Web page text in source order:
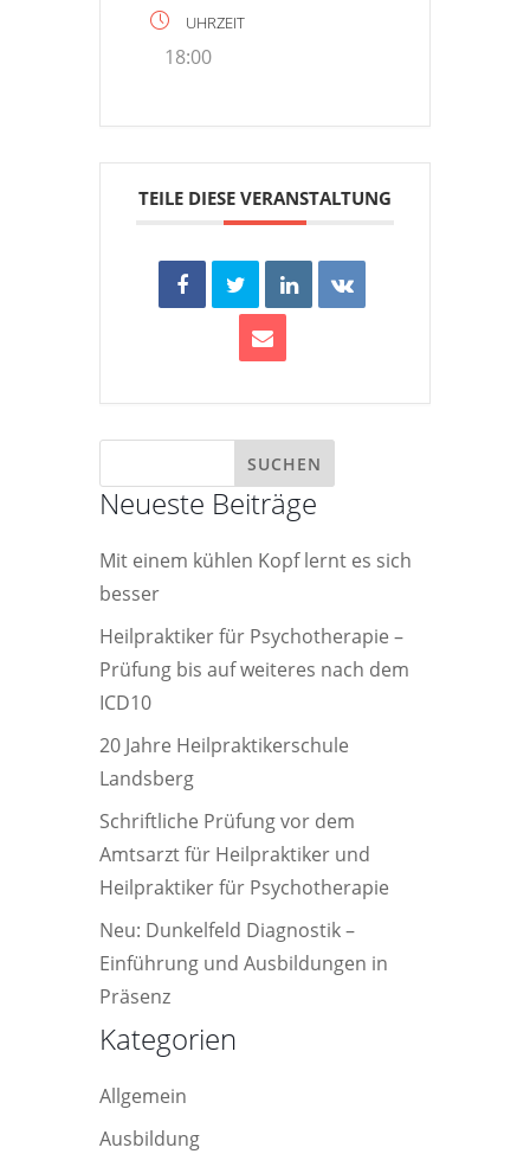
UHRZEIT
18:00
TEILE DIESE VERANSTALTUNG
Neueste Beiträge
Mit einem kühlen Kopf lernt es sich
besser
Heilpraktiker für Psychotherapie –
Prüfung bis auf weiteres nach dem
ICD10
20 Jahre Heilpraktikerschule
Landsberg
Schriftliche Prüfung vor dem
Amtsarzt für Heilpraktiker und
Heilpraktiker für Psychotherapie
Neu: Dunkelfeld Diagnostik –
Einführung und Ausbildungen in
Präsenz
Kategorien
Allgemein
Ausbildung